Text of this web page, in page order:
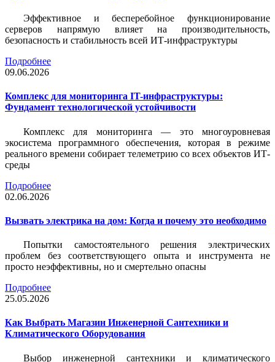
Эффективное и бесперебойное функционирование
серверов напрямую влияет на производительность,
безопасность и стабильность всей ИТ-инфраструктуры
Подробнее
09.06.2026
Комплекс для мониторинга IT-инфраструктуры:
Фундамент технологической устойчивости
Комплекс для мониторинга — это многоуровневая
экосистема программного обеспечения, которая в режиме
реального времени собирает телеметрию со всех объектов ИТ-
среды
Подробнее
02.06.2026
Вызвать электрика на дом: Когда и почему это необходимо
Попытки самостоятельного решения электрических
проблем без соответствующего опыта и инструмента не
просто неэффективны, но и смертельно опасны
Подробнее
25.05.2026
Как Выбрать Магазин Инженерной Сантехники и
Климатического Оборудования
Выбор инженерной сантехники и климатического